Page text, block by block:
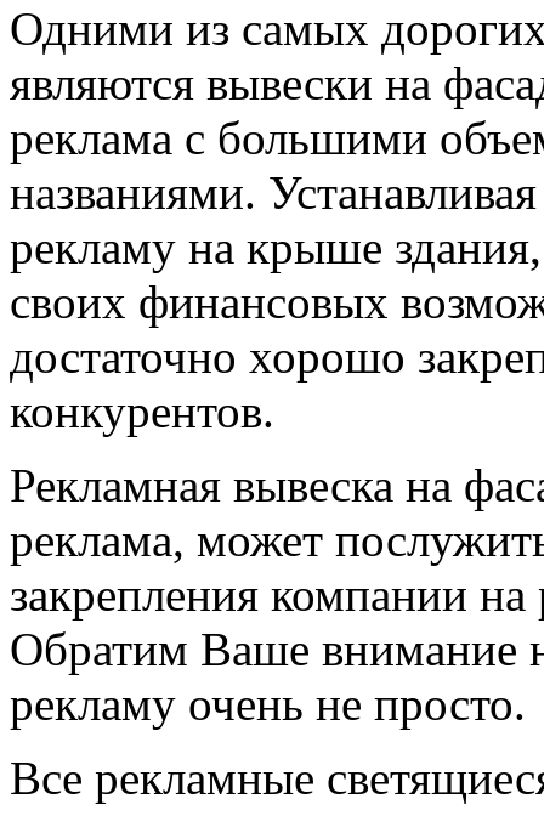
Одними из самых
являются вывески на
реклама с большими
названиями.
рекламу на крыше
своих финансовых
достаточно хорошо
конкурентов.
Рекламная вывеска на
реклама, может
закрепления компании на
Обратим Ваше внимание
рекламу очень не просто.
Все рекламные